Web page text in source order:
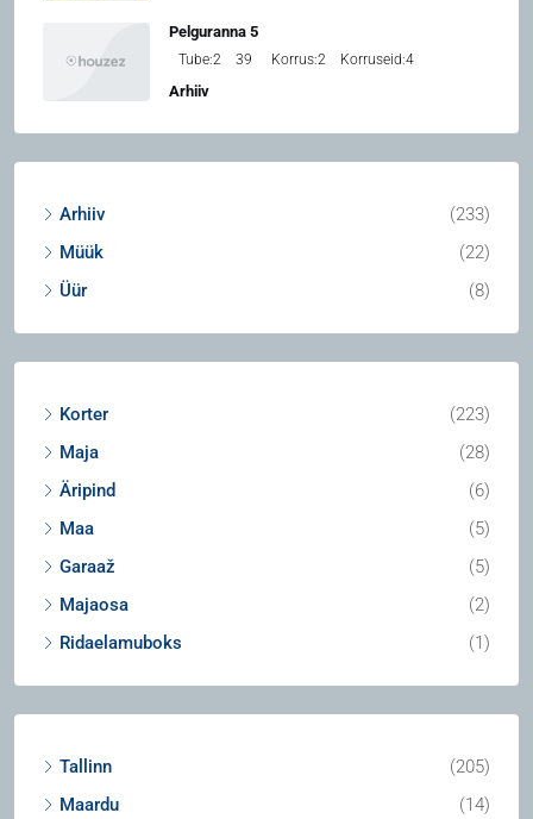
Pelguranna 5
Tube:2 39 Korrus:2 Korruseid:4
Arhiiv
Arhiiv
(233)
Müük
(22)
Üür
(8)
Korter
(223)
Maja
(28)
Äripind
(6)
Maa
(5)
Garaaž
(5)
Majaosa
(2)
Ridaelamuboks
(1)
Tallinn
(205)
Maardu
(14)